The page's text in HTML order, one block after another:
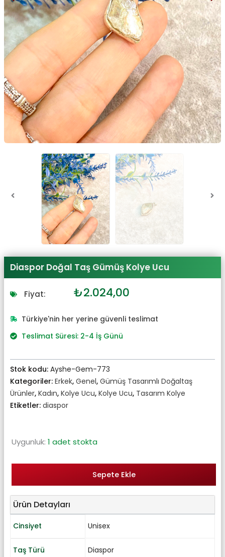
Diaspor Doğal Taş Gümüş Kolye Ucu
Fiyat: Orijinal
₺2.226,00.
₺2.024,00
fiyat:
Türkiye'nin her yerine güvenli teslimat
Teslimat Süresi: 2-4 İş Günü
Stok kodu: Ayshe-Gem-773
Kategoriler: Erkek, Genel, Gümüş Tasarımlı Doğaltaş
Ürünler, Kadın, Kolye Ucu, Kolye Ucu, Tasarım Kolye
Etiketler: diaspor
Uygunluk: 1 adet stokta
Sepete Ekle
Ürün Detayları
Cinsiyet Unisex
Taş Türü Diaspor